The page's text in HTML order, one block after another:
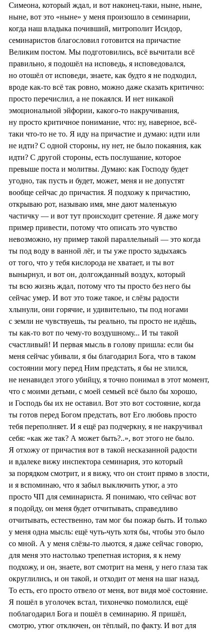
Симеона, который ждал, и вот наконец-таки, ныне, ныне,
ныне, вот это «ныне» у меня произошло в семинарии,
когда наш владыка почивший, митрополит Исидор,
семинаристов благословил готовится на причастие
Великим постом. Мы подготовились, всё вычитали всё
правильно, я подошёл на исповедь, я исповедовался,
но отошёл от исповеди, знаете, как будто я не подходил,
вроде как-то всё так ровно, можно даже сказать критично:
просто перечислил, а не покаялся. И нет никакой
эмоциональной эйфории, какого-то накручивания,
ну просто критичное понимание, что: ну, наверное, всё-
таки что-то не то. Я иду на причастие и думаю: идти или
не идти? С одной стороны, ну нет, не было покаяния, как
идти? С другой стороны, есть послушание, которое
превыше поста и молитвы. Думаю: как Господу будет
угодно, так пусть и будет, может, меня и не допустят
вообще сейчас до причастия. Я подхожу к причастию,
открываю рот, называю имя, мне дают маленькую
частичку — и вот тут происходит сретение. Я даже могу
пример привести, потому что описать это чувство
невозможно, ну пример такой параллельный — это когда
ты под воду в ванной лёг, и ты уже просто задыхаясь
от того, что у тебя кислорода не хватает, и ты вот
вынырнул, и вот он, долгожданный воздух, который
ты всю жизнь ждал, потому что ты просто без него бы
сейчас умер. И вот это тоже такое, и слёзы радости
хлынули, они горячие, и удивительно, ты под ногами
с земли не чувствуешь, ты реально, ты просто не идёшь,
ты как-то вот по чему-то воздушному... И ты такой
счастливый! И первая мысль в голову пришла: если бы
меня сейчас убивали, я бы благодарил Бога, что в таком
состоянии могу перед Ним предстать, я бы не злился,
не ненавидел этого убийцу, я точно понимал в этот момент,
что с моими детьми, с моей семьей всё было бы хорошо,
и Господь бы их не оставил. Вот это вот состояние, когда
ты готов перед Богом предстать, вот Его любовь просто
тебя переполняет. И я ещё раз подчеркну, я не накручивал
себя: «как же так? А может быть?..», вот этого не было.
Я отхожу от причастия вот в такой несказанной радости
и вдалеке вижу инспектора семинария, это который
за порядком смотрит, и я вижу, что он стоит прямо в злости,
и я вспоминаю, что я забыл выключить утюг, а это
просто ЧП для семинариста. Я понимаю, что сейчас вот
я подойду, он меня будет отчитывать, справедливо
отчитывать, естественно, там мог бы пожар быть. И только
у меня одна мысль: ещё чуть-чуть хотя бы, чтобы это было
со мной. А у меня слёзы-то льются, я даже сейчас говорю,
для меня это настолько трепетная история, я к нему
подхожу, и он, знаете, вот смотрит на меня, у него глаза так
округлились, и он такой, и отходит от меня на шаг назад.
То есть, его просто отвело от меня, вот видя моё состояние.
Я пошёл в уголочек встал, тихонечко помолился, ещё
поблагодарил Бога и пошёл в семинарию. Я пришёл,
смотрю, утюг отключен, он тёплый, по факту. И вот для